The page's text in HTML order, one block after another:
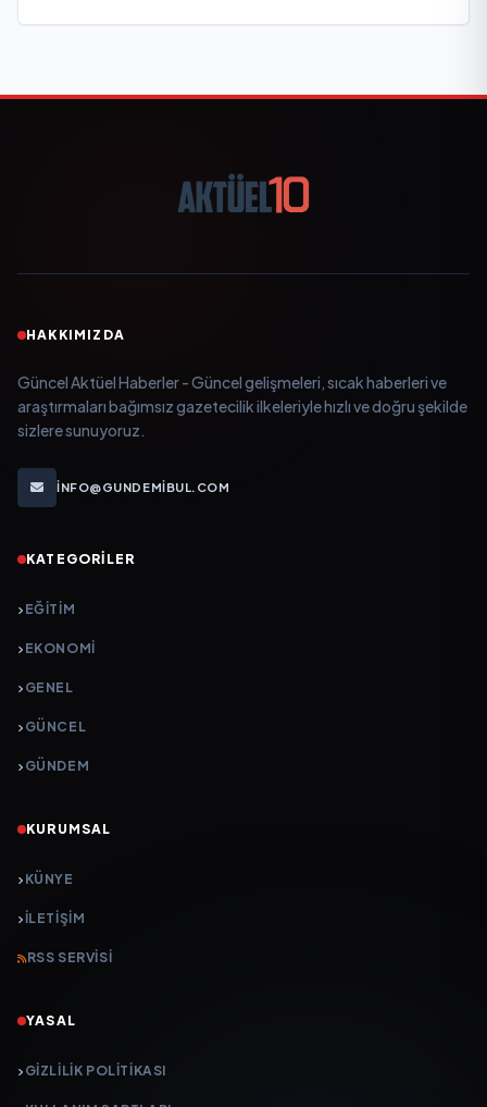
HAKKIMIZDA
Güncel Aktüel Haberler - Güncel gelişmeleri, sıcak haberleri ve
araştırmaları bağımsız gazetecilik ilkeleriyle hızlı ve doğru şekilde
sizlere sunuyoruz.
INFO@GUNDEMIBUL.COM
KATEGORILER
EĞITIM
EKONOMI
GENEL
GÜNCEL
GÜNDEM
KURUMSAL
KÜNYE
İLETIŞIM
RSS SERVISI
YASAL
GIZLILIK POLITIKASI